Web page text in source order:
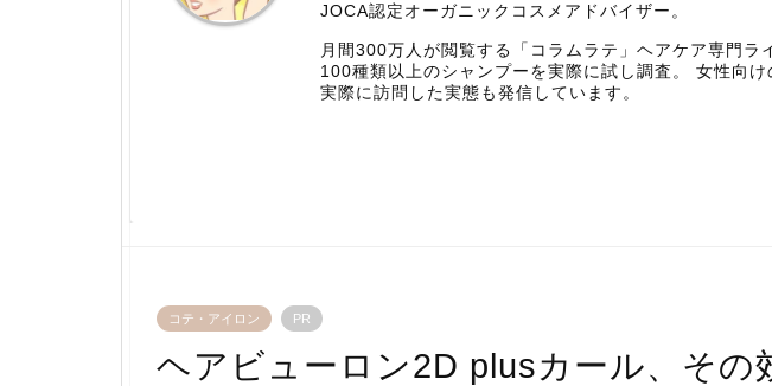
JOCA認定オーガニックコスメアドバイザー。
月間300万人が閲覧する「コラムラテ」ヘアケア専門ラ
100種類以上のシャンプーを実際に試し調査。 女性向
実際に訪問した実態も発信しています。
コテ・アイロン PR
ヘアビューロン2D plusカール、その